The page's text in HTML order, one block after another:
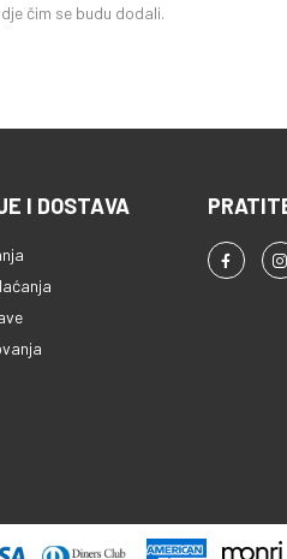
čim se budu dodali.
I DOSTAVA